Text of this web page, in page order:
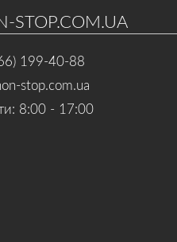
STOP.COM.UA
199-40-88
stop.com.ua
8:00 - 17:00